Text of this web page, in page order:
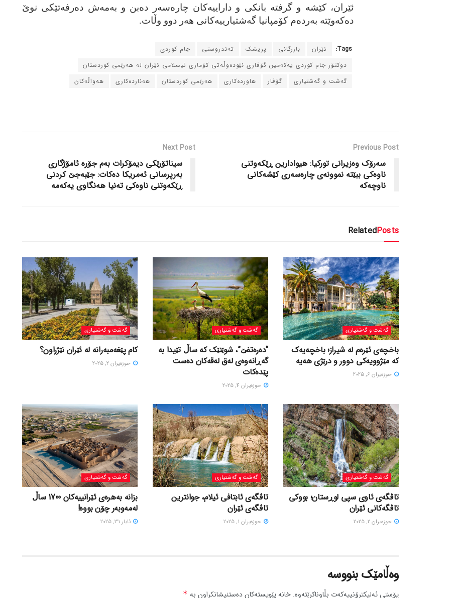
ئێران، کێشه‌ و گرفته‌ بانکی و داراییه‌کان چاره‌سه‌ر ده‌بن و به‌مه‌ش ده‌رفه‌تێکی نوێ
ده‌که‌وێته‌ به‌رده‌م کۆمپانیا گه‌شتیارییه‌کانی هه‌ر دوو وڵات.
Tags: ئێران بازرگانی پزیشک ته‌ندروستی
جام کوردی
دوکتۆر جام کوردی یه‌که‌مین گۆڤاری نێوده‌وڵه‌تی کۆماری ئیسلامی ئێران له‌ هه‌رێمی کوردستان
گه‌شت و گه‌شتیاری
گۆڤار هاورده‌کاری هه‌رێمی کوردستان هه‌نارده‌کاری هه‌واڵه‌کان
Previous Post
سه‌رۆک وه‌زیرانی تورکیا: هیوادارین ڕێکه‌وتنی
ناوه‌کی ببێته‌ نموونه‌ی چاره‌سه‌ری کێشه‌کانی
ناوچه‌که‌
Next Post
سیناتۆرێکی دیمۆکرات به‌م جۆره‌ ئامۆژگاری
به‌رپرسانی ئه‌مریکا ده‌کات: جێبه‌جێ کردنی
ڕێکه‌وتنی ناوه‌کی ته‌نیا هه‌نگاوی یه‌که‌مه‌
RelatedPosts
گه‌شت و گه‌شتیاری
باخچەی ئێرەم لە شیراز؛ باخچەیەک
کە مێژوویەکی دوور و درێژی هەیە
حوزه‌یران 6, 2025
گه‌شت و گه‌شتیاری
“دەرەتفێ”، شوێنێک کە ساڵ تێیدا بە
گەڕانەوەی لەق لەقەکان دەست
پێدەکات
حوزه‌یران 4, 2025
گه‌شت و گه‌شتیاری
کام پێغەمبەرانە لە ئێران نێژراون؟
حوزه‌یران 2, 2025
گه‌شت و گه‌شتیاری
تاڤگەی ئاوی سپی لوڕستان؛ بووکی
تاڤگەکانی ئێران
حوزه‌یران 2, 2025
گه‌شت و گه‌شتیاری
تاڤگەی ئابتافی ئیلام، جوانترین
تاڤگەی ئێران
حوزه‌یران 1, 2025
گه‌شت و گه‌شتیاری
بزانه بەهرەی ئێرانییەکان 1700 ساڵ
لەمەوبەر چۆن بووه!
ئایار 31, 2025
وەڵامێک بنووسە
پۆستی ئەلیکترۆنییەکەت بڵاوناکرێتەوە. خانە پێویستەکان دەستنیشانکراون بە *